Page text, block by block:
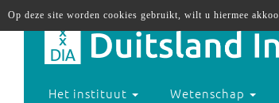
Het instituut Wetenschap
Op deze site worden cookies gebruikt, wilt u hiermee